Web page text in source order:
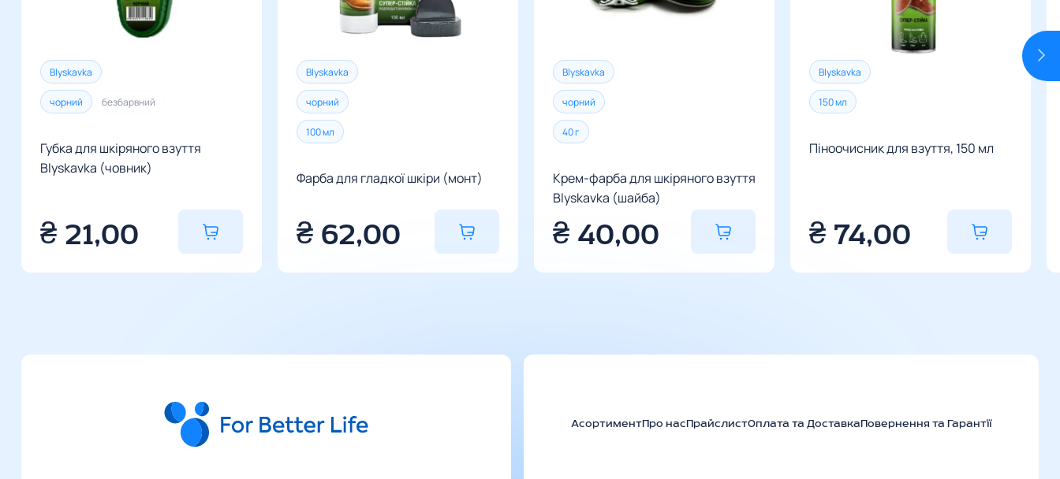
від 3 до 6 днів залежно
Blyskavka
чорний безбарвний
Губка для шкіряного взуття
Blyskavka (човник)
21,00
₴
Blyskavka
чорний
100 мл
Фарба для гладкої шкіри (монт)
62,00
₴
Blyskavka
чорний
40 г
Крем-фарба для шкіряного взуття
Blyskavka (шайба)
40,00
₴
Blyskavka
150 мл
Піноочисник для взуття, 150 мл
74,00
₴
АсортиментПро насПрайслистОплата та ДоставкаПовернення та Гарантії